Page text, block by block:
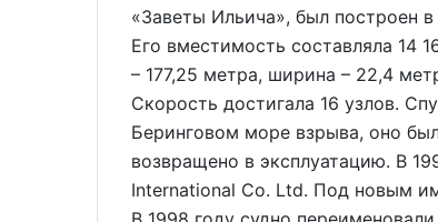
«Заветы Ильича», был построен
Его вместимость составляла 14
– 177,25 метра, ширина – 22,4
Скорость достигала 16 узлов.
Беринговом море взрыва, оно
возвращено в эксплуатацию. В
International Co. Ltd. Под новым